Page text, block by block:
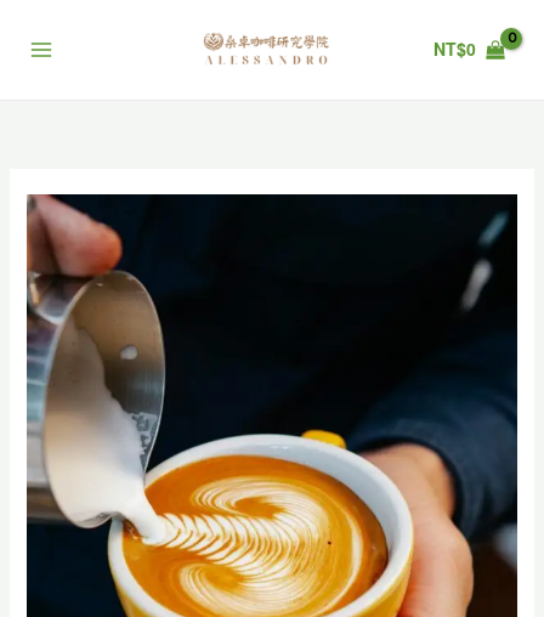
NT$0